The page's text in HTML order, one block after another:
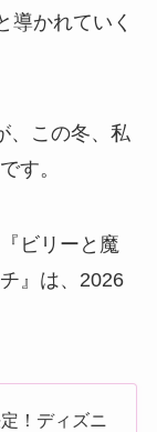
導かれていく
、この冬、私
す。
ビリーと魔
』は、2026
！ディズニ